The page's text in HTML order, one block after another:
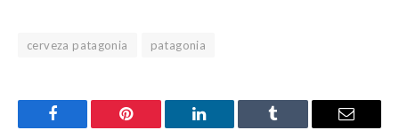
cerveza patagonia patagonia
Facebook Pinterest LinkedIn Tumblr Email